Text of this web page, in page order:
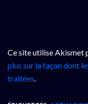
Ce site utilise Akismet
plus sur la façon dont
traitées.